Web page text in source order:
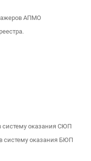
АПМО
систему оказания СЮП
систему оказания БЮП